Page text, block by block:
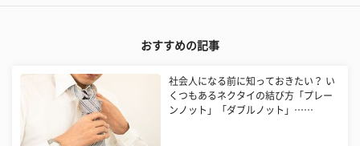
おすすめの記事
社会人になる前に知っておきたい？ い
くつもあるネクタイの結び方「プレー
ンノット」「ダブルノット」……